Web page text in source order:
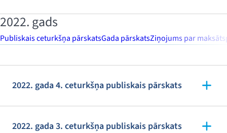
2022. gads
Publiskais ceturkšņa pārskatsGada pārskatsZiņojums par
2022. gada 4. ceturkšņa publiskais pārskats
2022. gada 3. ceturkšņa publiskais pārskats